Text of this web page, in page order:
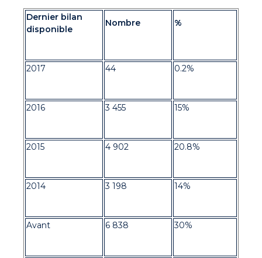
Dernier bilan
disponible
Nombre %
2017 44 0.2%
2016 3 455 15%
2015 4 902 20.8%
2014 3 198 14%
Avant 6 838 30%